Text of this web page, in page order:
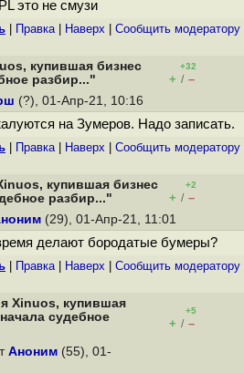
это не смузи
Правка| Наверх Cообщить модератору
купившая бизнес
разбир..."
+32
+ / –
(?), 01-Апр-21, 10:16
на Зумеров. Надо записать.
Правка| Наверх Cообщить модератору
купившая бизнес
разбир..."
+2
+ / –
(29), 01-Апр-21, 11:01
делают бородатые бумеры?
Правка| Наверх Cообщить модератору
Xinuos, купившая
судебное
+5
+ / –
Аноним (55), 01-